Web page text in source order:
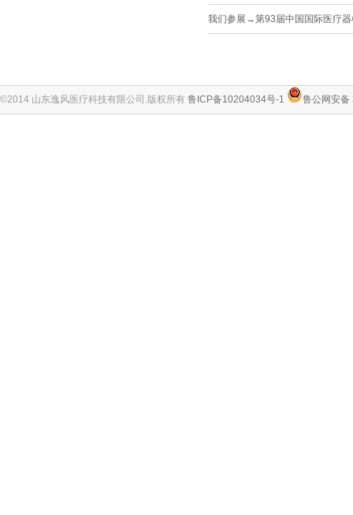
我们参展→第93届中国国际医疗
©2014 山东逸风医疗科技有限公司.版权所有 鲁ICP备10204034号-1 鲁公网安